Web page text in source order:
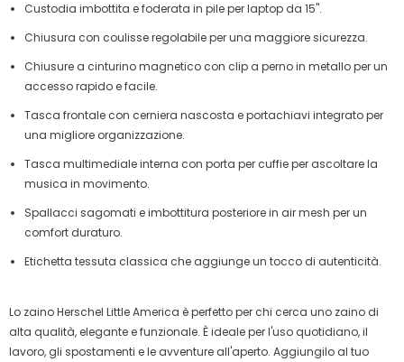
Custodia imbottita e foderata in pile per laptop da 15".
Chiusura con coulisse regolabile per una maggiore sicurezza.
Chiusure a cinturino magnetico con clip a perno in metallo per un
accesso rapido e facile.
Tasca frontale con cerniera nascosta e portachiavi integrato per
una migliore organizzazione.
Tasca multimediale interna con porta per cuffie per ascoltare la
musica in movimento.
Spallacci sagomati e imbottitura posteriore in air mesh per un
comfort duraturo.
Etichetta tessuta classica che aggiunge un tocco di autenticità.
Lo zaino Herschel Little America è perfetto per chi cerca uno zaino di
alta qualità, elegante e funzionale. È ideale per l'uso quotidiano, il
lavoro, gli spostamenti e le avventure all'aperto. Aggiungilo al tuo